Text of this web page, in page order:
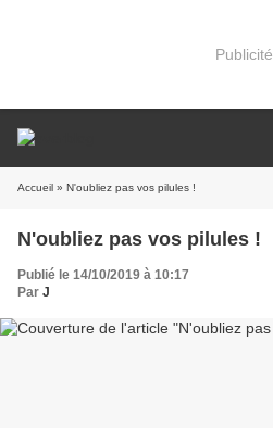
Publicité
Accueil » N'oubliez pas vos pilules !
N'oubliez pas vos pilules !
Publié le 14/10/2019 à 10:17
Par J